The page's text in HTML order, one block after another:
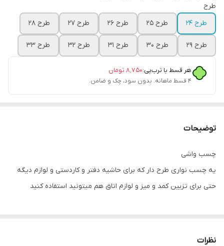
طرح
طرح ۲۴
طرح ۲۵ طرح ۲۶ طرح ۲۷ طرح ۲۸
طرح ۲۹ طرح ۳۰ طرح ۳۱ طرح ۳۲ طرح ۳۳
هر قسط با ترب‌پی:۸٬۷۵۰ تومان
۴ قسط ماهانه. بدون سود، چک و ضامن.
توضیحات
چسب واشی
یه چسب نواری طرح دار که برای حاشیه دفتر و کاردستی و لوازم دیگه
حتی برای تزیین کمد و میز و لوازم اتاق هم میتونید استفاده کنید
نظرات